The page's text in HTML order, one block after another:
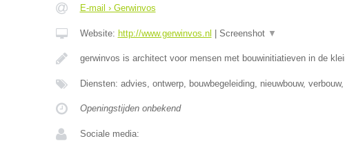
E-mail › Gerwinvos
Website: http://www.gerwinvos.nl Screenshot ▼
gerwinvos is architect voor mensen met bouwinitiatieven in de
Diensten: advies, ontwerp, bouwbegeleiding, nieuwbouw,
Openingstijden onbekend
Sociale media: